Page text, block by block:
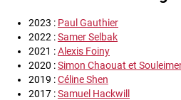
2023 : Paul Gauthier
2022 :Samer Selbak
2021 :Alexis Foiny
2020 :Simon Chaouat et
2019 :Céline Shen
2017 :Samuel Hackwill